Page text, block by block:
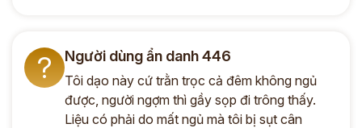
? Người dùng ẩn danh 446
Tôi dạo này cứ trằn trọc cả đêm không ngủ
được, người ngợm thì gầy sọp đi trông thấy.
Liệu có phải do mất ngủ mà tôi bị sụt cân